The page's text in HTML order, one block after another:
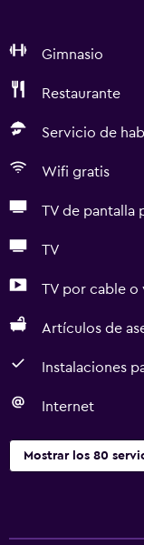
Gimnasio
Restaurante
Servicio de
Wifi gratis
TV de pantalla
TV
TV por cable o
Artículos de
Instalaciones
Internet
Mostrar los 80